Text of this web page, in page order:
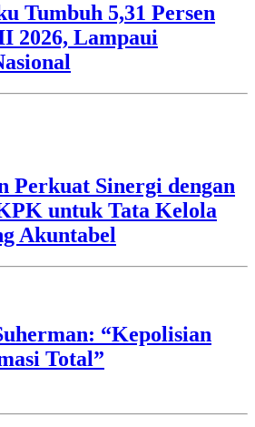
Tumbuh 5,31 Persen
2026, Lampaui
Perkuat Sinergi dengan
untuk Tata Kelola
Akuntabel
“Kepolisian
Total”